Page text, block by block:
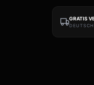
GRATIS